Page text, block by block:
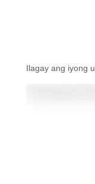
Ilagay ang iyong